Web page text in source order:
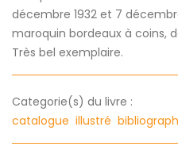
décembre 1932 et 7
maroquin bordeaux à coins,
Très bel exemplaire.
Categorie(s) du livre :
catalogue illustré